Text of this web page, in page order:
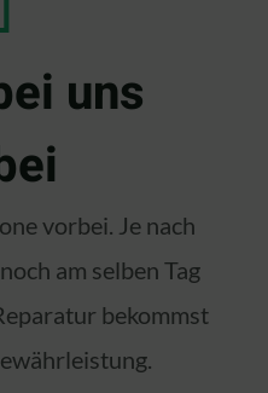
uns
vorbei. Je nach
am selben Tag
bekommst